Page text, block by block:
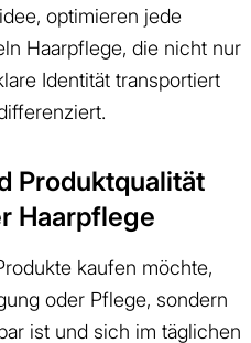
optimieren jede
Haarpflege, die nicht nur
Identität transportiert
Produktqualität
Haarpflege
kaufen möchte,
oder Pflege, sondern
ist und sich im täglichen